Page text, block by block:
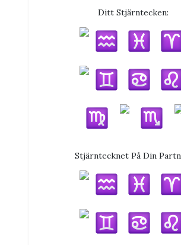
Ditt Stjärntecken:
Stjärntecknet På Din